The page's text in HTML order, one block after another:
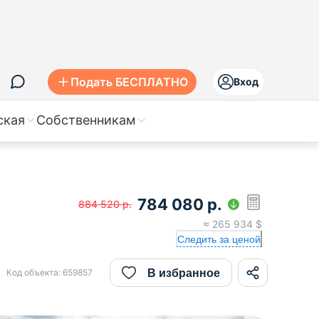
Подать БЕСПЛАТНО Вход
Собственникам
884 520 р. 784 080 р.
≈ 265 934 $
Следить за ценой
Код объекта: 659857 В избранное